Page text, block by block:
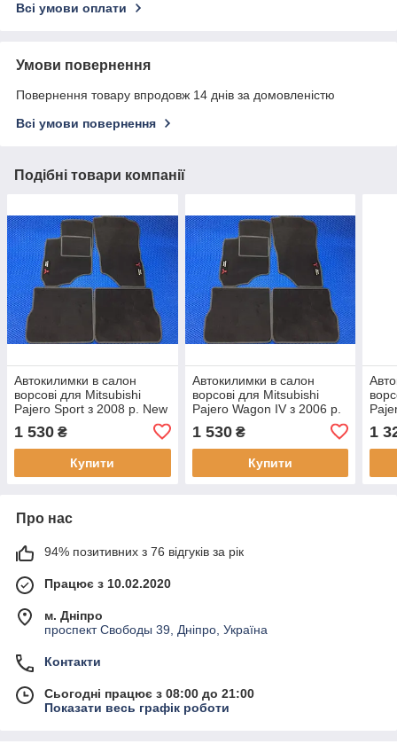
Всі умови оплати
Умови повернення
Повернення товару впродовж 14 днів за домовленістю
Всі умови повернення
Подібні товари компанії
Автокилимки в салон
ворсові для Mitsubishi
Pajero Sport з 2008 р. New
1 530 ₴
Купити
Автокилимки в салон
ворсові для Mitsubishi
Pajero Wagon IV з 2006 р.
1 530₴
Купити
1
Про нас
94% позитивних з 76 відгуків за рік
Працює з 10.02.2020
м. Дніпро
проспект Свободы 39, Дніпро, Україна
Контакти
Сьогодні працює з 08:00 до 21:00
Показати весь графік роботи